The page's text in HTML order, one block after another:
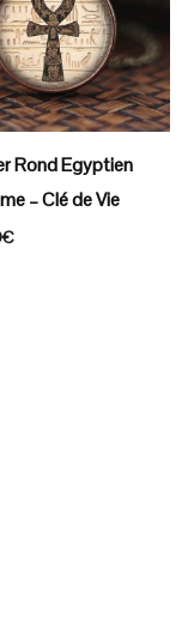
Rond Egyptien
– Clé de Vie
€